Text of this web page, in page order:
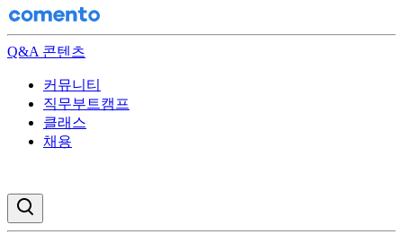
Q&A 콘텐츠
커뮤니티
직무부트캠프
클래스
채용